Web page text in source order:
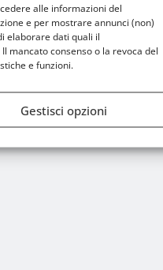
alle informazioni del
e per mostrare annunci (non)
elaborare dati quali il
mancato consenso o la revoca del
e funzioni.
Gestisci opzioni